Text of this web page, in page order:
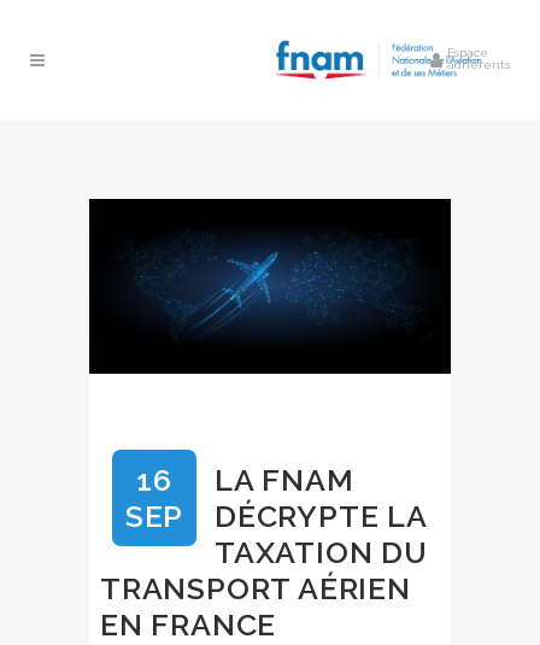
Espace
adhérents
16
SEP
LA FNAM
DÉCRYPTE LA
TAXATION DU
TRANSPORT AÉRIEN
EN FRANCE